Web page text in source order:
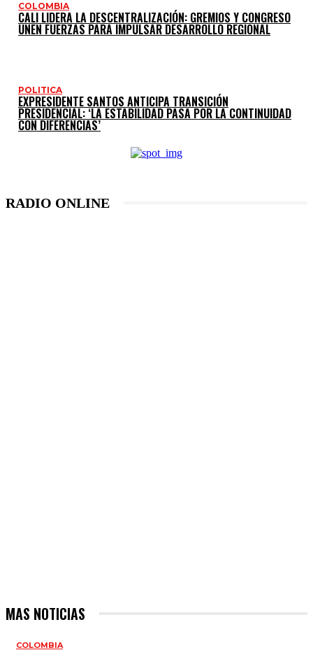
COLOMBIA
CALI LIDERA LA DESCENTRALIZACIÓN: GREMIOS Y CONGRESO
UNEN FUERZAS PARA IMPULSAR DESARROLLO REGIONAL
POLITICA
EXPRESIDENTE SANTOS ANTICIPA TRANSICIÓN
PRESIDENCIAL: ‘LA ESTABILIDAD PASA POR LA CONTINUIDAD
CON DIFERENCIAS’
RADIO ONLINE
MAS NOTICIAS
COLOMBIA